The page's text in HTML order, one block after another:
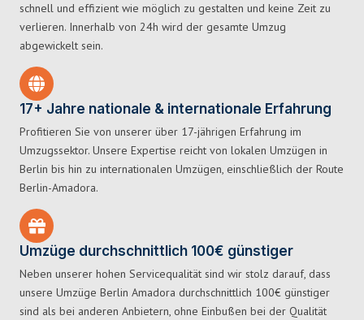
schnell und effizient wie möglich zu gestalten und keine Zeit zu
verlieren. Innerhalb von 24h wird der gesamte Umzug
abgewickelt sein.
17+ Jahre nationale & internationale Erfahrung
Profitieren Sie von unserer über 17-jährigen Erfahrung im
Umzugssektor. Unsere Expertise reicht von lokalen Umzügen in
Berlin bis hin zu internationalen Umzügen, einschließlich der Route
Berlin-Amadora.
Umzüge durchschnittlich 100€ günstiger
Neben unserer hohen Servicequalität sind wir stolz darauf, dass
unsere Umzüge Berlin Amadora durchschnittlich 100€ günstiger
sind als bei anderen Anbietern, ohne Einbußen bei der Qualität